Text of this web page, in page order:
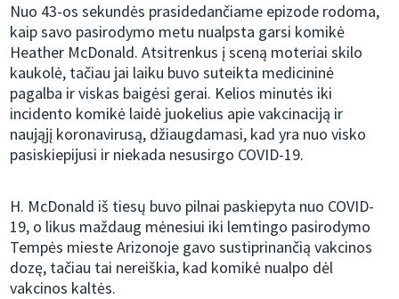
Nuo 43-os sekundės prasidedančiame epizode rodoma,
kaip savo pasirodymo metu nualpsta garsi komikė
Heather McDonald. Atsitrenkus į sceną moteriai skilo
kaukolė, tačiau jai laiku buvo suteikta medicininė
pagalba ir viskas baigėsi gerai. Kelios minutės iki
incidento komikė laidė juokelius apie vakcinaciją ir
naująjį koronavirusą, džiaugdamasi, kad yra nuo visko
pasiskiepijusi ir niekada nesusirgo COVID-19.
H. McDonald iš tiesų buvo pilnai paskiepyta nuo COVID-
19, o likus maždaug mėnesiui iki lemtingo pasirodymo
Tempės mieste Arizonoje gavo sustiprinančią vakcinos
dozę, tačiau tai nereiškia, kad komikė nualpo dėl
vakcinos kaltės.